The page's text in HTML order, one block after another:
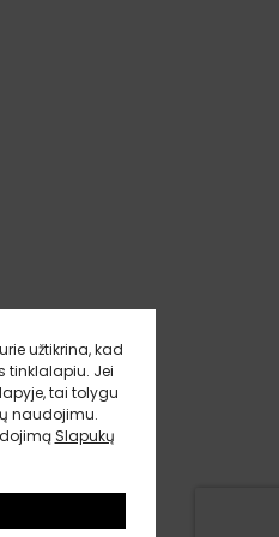
užtikrina, kad
tinklalapiu. Jei
tai tolygu
naudojimu.
Slapukų